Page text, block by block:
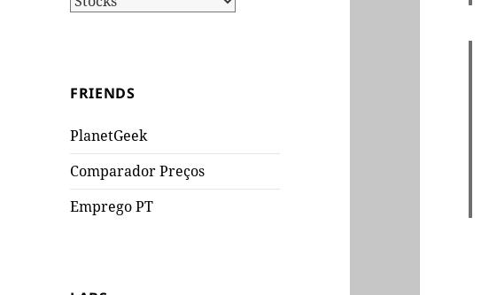
FRIENDS
PlanetGeek
Comparador Preços
Emprego PT